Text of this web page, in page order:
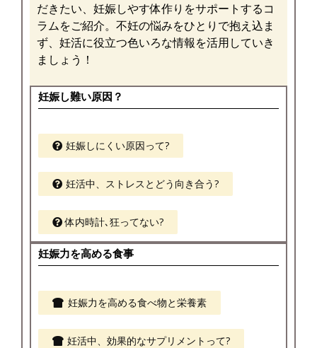
だきたい、妊娠しやす体作りをサポートするコ
ラムをご紹介。不妊の悩みをひとりで抱え込ま
ず、妊活に役立つ色いろな情報を活用していき
ましょう！
妊娠し難い原因？
妊娠しにくい原因って?
妊活中、ストレスとどう向き合う?
体内時計､狂ってない?
妊娠力を高める食事
妊娠力を高める食べ物と栄養素
妊活中、効果的なサプリメントって?